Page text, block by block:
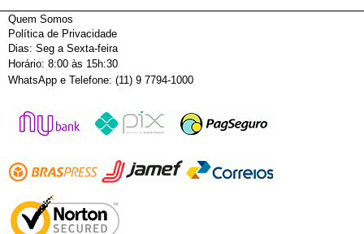
Quem Somos
Política de Privacidade
Dias: Seg a Sexta-feira
Horário: 8:00 às 15h:30
WhatsApp e Telefone: (11) 9 7794-1000